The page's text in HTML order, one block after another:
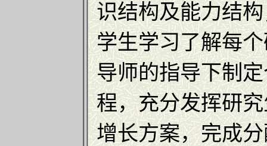
识结构及能力结
学生学习了解每
导师的指导下制
程，充分发挥研
增长方案，完成